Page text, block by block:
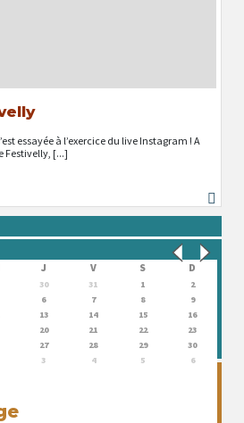
essayée à l’exercice du live Instagram ! A
Festivelly, [...]
J V S D
30 31 1
2
6 7 8
9
13 14 15
16
20 21 22
23
27 28 29
30
3 4 5 6